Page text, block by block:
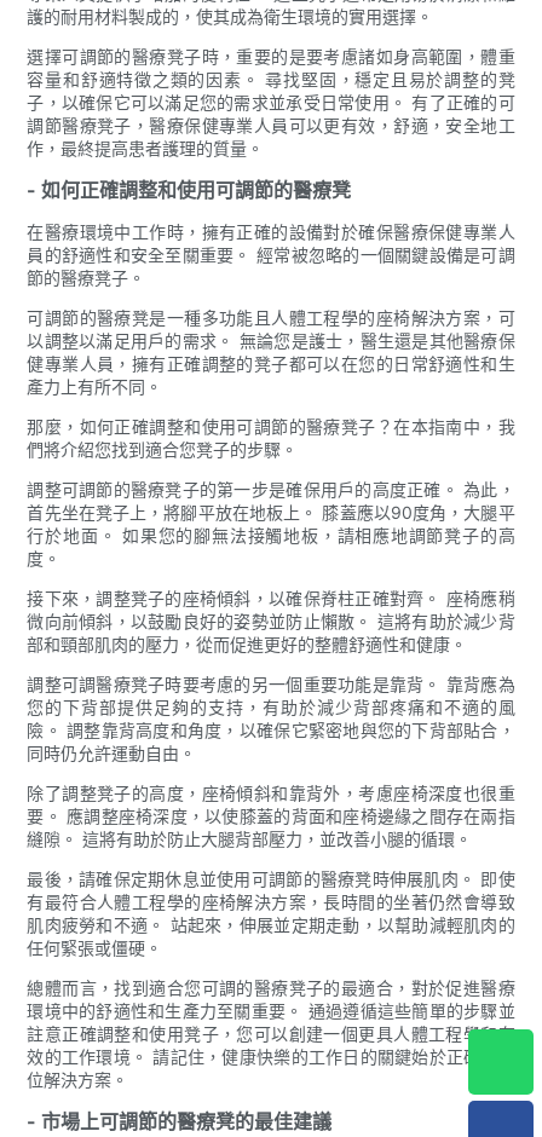
護的耐用材料製成的，使其成為衛生環境的實用選擇。
選擇可調節的醫療凳子時，重要的是要考慮諸如身高範圍，體重
容量和舒適特徵之類的因素。 尋找堅固，穩定且易於調整的凳
子，以確保它可以滿足您的需求並承受日常使用。 有了正確的可
調節醫療凳子，醫療保健專業人員可以更有效，舒適，安全地工
作，最終提高患者護理的質量。
- 如何正確調整和使用可調節的醫療凳
在醫療環境中工作時，擁有正確的設備對於確保醫療保健專業人
員的舒適性和安全至關重要。 經常被忽略的一個關鍵設備是可調
節的醫療凳子。
可調節的醫療凳是一種多功能且人體工程學的座椅解決方案，可
以調整以滿足用戶的需求。 無論您是護士，醫生還是其他醫療保
健專業人員，擁有正確調整的凳子都可以在您的日常舒適性和生
產力上有所不同。
那麼，如何正確調整和使用可調節的醫療凳子？在本指南中，我
們將介紹您找到適合您凳子的步驟。
調整可調節的醫療凳子的第一步是確保用戶的高度正確。 為此，
首先坐在凳子上，將腳平放在地板上。 膝蓋應以90度角，大腿平
行於地面。 如果您的腳無法接觸地板，請相應地調節凳子的高
度。
接下來，調整凳子的座椅傾斜，以確保脊柱正確對齊。 座椅應稍
微向前傾斜，以鼓勵良好的姿勢並防止懶散。 這將有助於減少背
部和頸部肌肉的壓力，從而促進更好的整體舒適性和健康。
調整可調醫療凳子時要考慮的另一個重要功能是靠背。 靠背應為
您的下背部提供足夠的支持，有助於減少背部疼痛和不適的風
險。 調整靠背高度和角度，以確保它緊密地與您的下背部貼合，
同時仍允許運動自由。
除了調整凳子的高度，座椅傾斜和靠背外，考慮座椅深度也很重
要。 應調整座椅深度，以使膝蓋的背面和座椅邊緣之間存在兩指
縫隙。 這將有助於防止大腿背部壓力，並改善小腿的循環。
最後，請確保定期休息並使用可調節的醫療凳時伸展肌肉。 即使
有最符合人體工程學的座椅解決方案，長時間的坐著仍然會導致
肌肉疲勞和不適。 站起來，伸展並定期走動，以幫助減輕肌肉的
任何緊張或僵硬。
總體而言，找到適合您可調的醫療凳子的最適合，對於促進醫療
環境中的舒適性和生產力至關重要。 通過遵循這些簡單的步驟並
註意正確調整和使用凳子，您可以創建一個更具人體工程學和有
效的工作環境。 請記住，健康快樂的工作日的關鍵始於正確的座
位解決方案。
- 市場上可調節的醫療凳的最佳建議